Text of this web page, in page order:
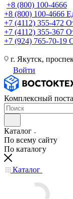
+8 (800) 100-4666
+8 (800) 100-4666
+7 (4112) 355-472
+7 (4112) 355-367
+7 (924) 765-70-19
г. Якутск,
Войти
Комплексный
Каталог
По всему сайту
По каталогу
Каталог